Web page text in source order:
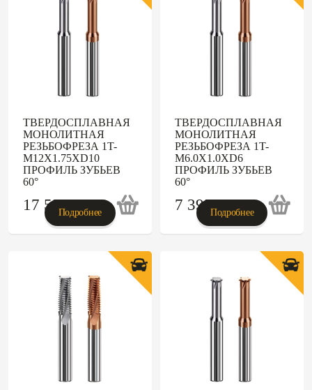
ТВЕРДОСПЛАВНАЯ
МОНОЛИТНАЯ
РЕЗЬБОФРЕЗА 1T-
M12X1.75XD10
ПРОФИЛЬ ЗУБЬЕВ
60°
17 530p
Подробнее
ТВЕРДОСПЛАВНАЯ
МОНОЛИТНАЯ
РЕЗЬБОФРЕЗА 1T-
M6.0X1.0XD6
ПРОФИЛЬ ЗУБЬЕВ
60°
7 395p
Подробнее